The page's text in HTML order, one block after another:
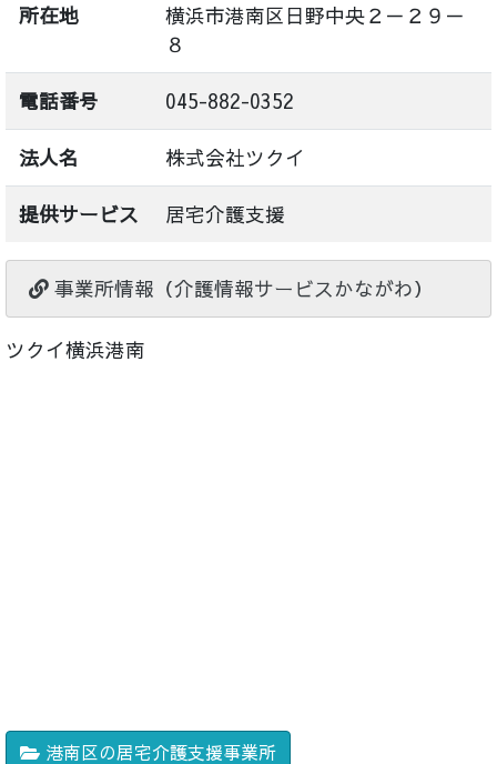
所在地
横浜市港南区日野中央２－２９－
８
電話番号 045-882-0352
法人名 株式会社ツクイ
提供サービス 居宅介護支援
事業所情報（介護情報サービスかながわ）
ツクイ横浜港南
港南区の居宅介護支援事業所